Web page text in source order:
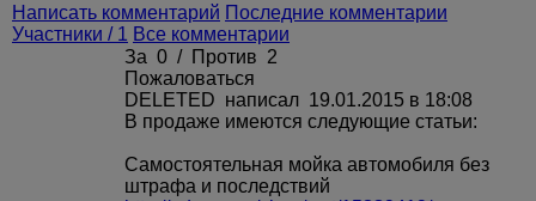
Написать комментарий Последние комментарии
Участники / 1 Все комментарии
За 0 / Против 2
Пожаловаться
DELETED написал 19.01.2015 в 18:08
В продаже имеются следующие статьи:
Самостоятельная мойка автомобиля без
штрафа и последствий